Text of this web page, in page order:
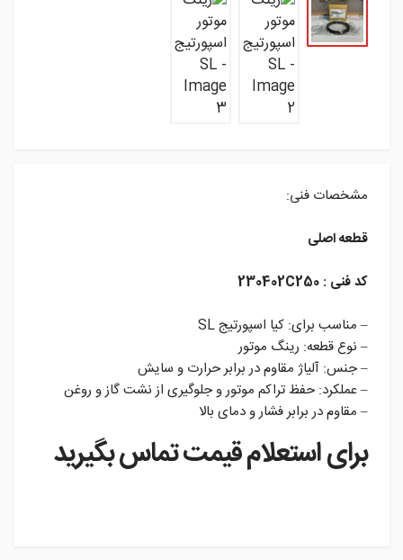
مشخصات فنی:
قطعه اصلی
کد فنی : 230402C250
– مناسب برای: کیا اسپورتیج SL
– نوع قطعه: رینگ موتور
– جنس: آلیاژ مقاوم در برابر حرارت و سایش
– عملکرد: حفظ تراکم موتور و جلوگیری از نشت گاز و روغن
– مقاوم در برابر فشار و دمای بالا
برای استعلام قیمت تماس بگیرید